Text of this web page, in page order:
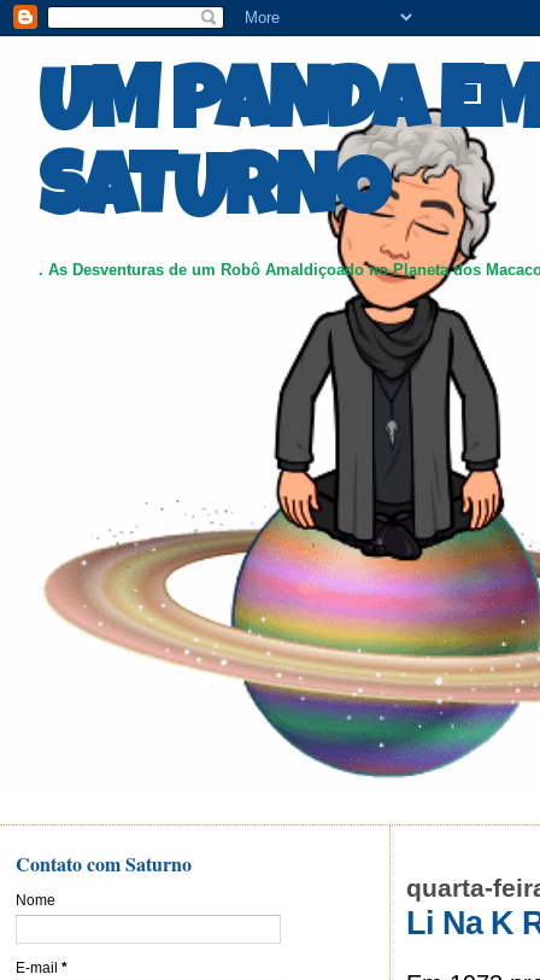
UM PANDA
SATURNO
. As Desventuras de um Robô Amaldiçoado no Planeta dos
quarta-
Li Na K
Contato com Saturno
Nome
E-mail *